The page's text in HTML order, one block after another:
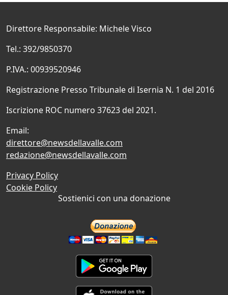
Direttore Responsabile: Michele Visco
Tel.: 392/9850370
P.IVA.: 00939520946
Registrazione Presso Tribunale di Isernia N. 1 del 2016
Iscrizione ROC numero 37623 del 2021.
Email:
direttore@newsdellavalle.com
redazione@newsdellavalle.com
Privacy Policy
Cookie Policy
Sostienici con una donazione